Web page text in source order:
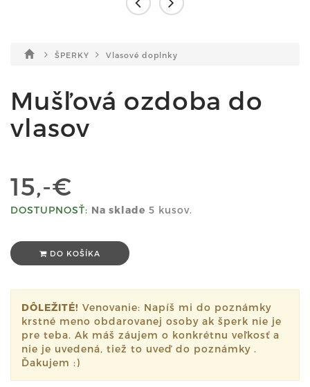
ŠPERKY Vlasové doplnky
Mušľová ozdoba do
vlasov
15,-€
DOSTUPNOSŤ: Na sklade 5 kusov.
DO KOŠÍKA
DÔLEŽITÉ! Venovanie: Napíš mi do poznámky
krstné meno obdarovanej osoby ak šperk nie je
pre teba. Ak máš záujem o konkrétnu veľkosť a
nie je uvedená, tiež to uveď do poznámky .
Ďakujem :)